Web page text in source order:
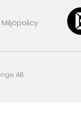
Miljöpolicy
AB